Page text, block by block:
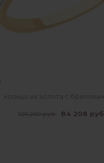
кольцо из золота с
105 260 руб. 84 208